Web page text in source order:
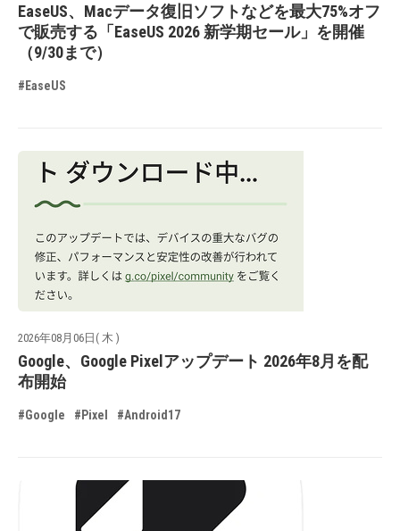
EaseUS、Macデータ復旧ソフトなどを最大75%オフ
で販売する「EaseUS 2026 新学期セール」を開催
（9/30まで）
#EaseUS
2026年08月06日( 木 )
Google、Google Pixelアップデート 2026年8月を配
布開始
#Google #Pixel #Android17